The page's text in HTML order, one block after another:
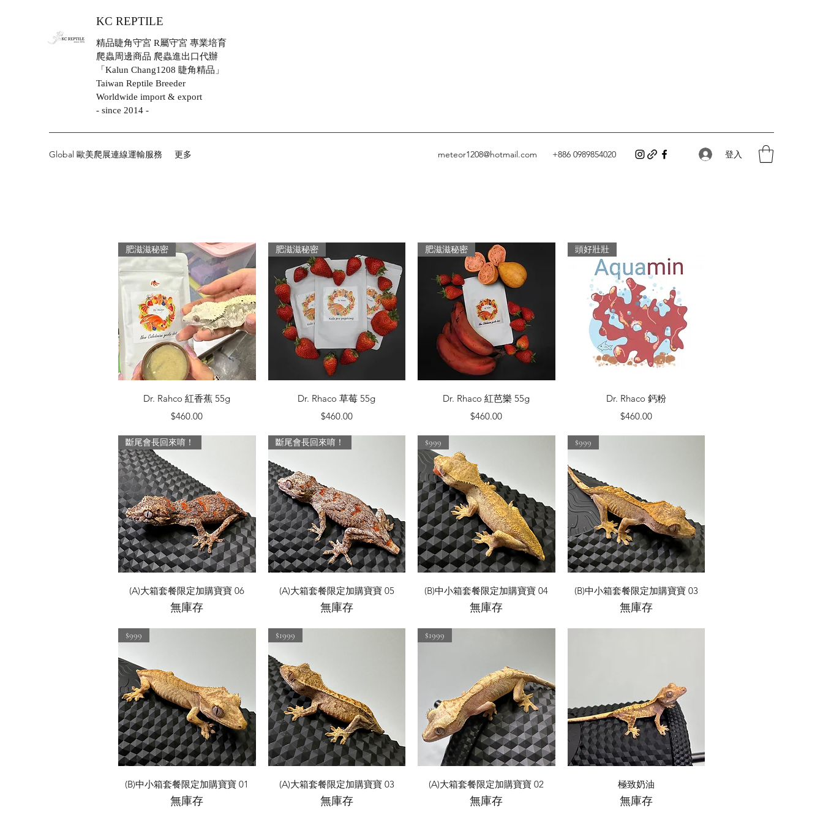
KC REPTILE
精品睫角守宮 R屬守宮 專業培育
爬蟲周邊商品 爬蟲進出口代辦
「Kalun Chang1208 睫角精品」
Taiwan Reptile Breeder
Worldwide import & export
- since 2014 -
Global 歐美爬展連線運輸服務 更多 meteor1208@hotmail.com +886 0989854020 登入
快速瀏覽
肥滋滋秘密
Dr. Rahco 紅香蕉 55g
價格
$460.00
快速瀏覽
肥滋滋秘密
Dr. Rhaco 草莓 55g
價格
$460.00
快速瀏覽
肥滋滋秘密
Dr. Rhaco 紅芭樂 55g
價格
$460.00
快速瀏覽
頭好壯壯
Dr. Rhaco 鈣粉
價格
$460.00
快速瀏覽
斷尾會長回來唷！
(A)大箱套餐限定加購寶寶 06
無庫存
快速瀏覽
斷尾會長回來唷！
(A)大箱套餐限定加購寶寶 05
無庫存
快速瀏覽
$999
(B)中小箱套餐限定加購寶寶 04
無庫存
快速瀏覽
$999
(B)中小箱套餐限定加購寶寶 03
無庫存
快速瀏覽
$999
(B)中小箱套餐限定加購寶寶 01
無庫存
快速瀏覽
$1999
(A)大箱套餐限定加購寶寶 03
無庫存
快速瀏覽
$1999
(A)大箱套餐限定加購寶寶 02
無庫存
快速瀏覽
極致奶油
無庫存